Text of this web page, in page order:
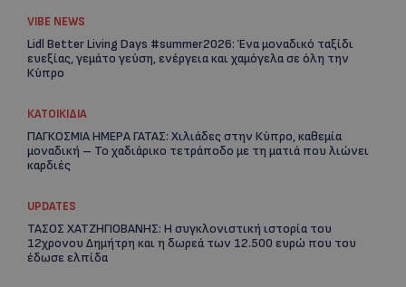
VIBE NEWS
Lidl Better Living Days #summer2026: Ένα μοναδικό ταξίδι
ευεξίας, γεμάτο γεύση, ενέργεια και χαμόγελα σε όλη την
Κύπρο
ΚΑΤΟΙΚΙΔΙΑ
ΠΑΓΚΟΣΜΙΑ ΗΜΕΡΑ ΓΑΤΑΣ: Χιλιάδες στην Κύπρο, καθεμία
μοναδική – Το χαδιάρικο τετράποδο με τη ματιά που λιώνει
καρδιές
UPDATES
ΤΑΣΟΣ ΧΑΤΖΗΓΙΟΒΑΝΗΣ: Η συγκλονιστική ιστορία του
12χρονου Δημήτρη και η δωρεά των 12.500 ευρώ που του
έδωσε ελπίδα